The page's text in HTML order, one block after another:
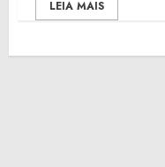
LEIA MAIS